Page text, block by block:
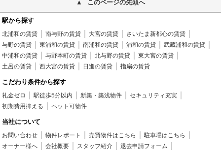
このページの先頭へ
駅から探す
北浦和の賃貸 南与野の賃貸 大宮の賃貸
さいたま新都心の賃貸
与野の賃貸
東浦和の賃貸 南浦和の賃貸 浦和の賃貸
武蔵浦和の賃貸
中浦和の賃貸
与野本町の賃貸 北与野の賃貸
東大宮の賃貸
土呂の賃貸
西大宮の賃貸 日進の賃貸 指扇の賃貸
こだわり条件から探す
礼金ゼロ 駅徒歩5分以内 新築・築浅物件
セキュリティ充実
初期費用抑える
ペット可物件
当社について
お問い合わせ 物件レポート 売買物件はこちら
駐車場はこちら
オーナー様へ
会社概要 スタッフ紹介
退去申請フォーム